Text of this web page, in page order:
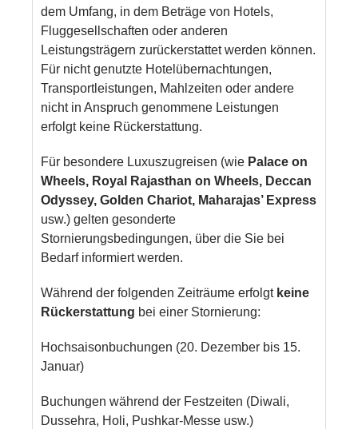
dem Umfang, in dem Beträge von Hotels,
Fluggesellschaften oder anderen
Leistungsträgern zurückerstattet werden können.
Für nicht genutzte Hotelübernachtungen,
Transportleistungen, Mahlzeiten oder andere
nicht in Anspruch genommene Leistungen
erfolgt keine Rückerstattung.
Für besondere Luxuszugreisen (wie Palace on
Wheels, Royal Rajasthan on Wheels, Deccan
Odyssey, Golden Chariot, Maharajas’ Express
usw.) gelten gesonderte
Stornierungsbedingungen, über die Sie bei
Bedarf informiert werden.
Während der folgenden Zeiträume erfolgt keine
Rückerstattung bei einer Stornierung:
Hochsaisonbuchungen (20. Dezember bis 15.
Januar)
Buchungen während der Festzeiten (Diwali,
Dussehra, Holi, Pushkar-Messe usw.)